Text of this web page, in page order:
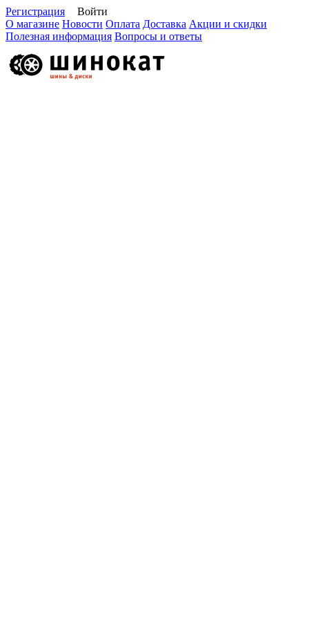
Регистрация
Войти
О магазине Новости Оплата Доставка Акции и скидки
Полезная информация Вопросы и ответы